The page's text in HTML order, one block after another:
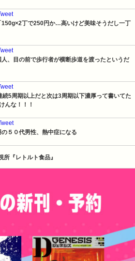
150g×2丁で250円か…高いけど美味そうだし一丁
、目の前で歩行者が横断歩道を渡ったというだ
続5周期以上だと次は3周期以下濃厚って書いてた
んな！！！
の５０代男性、熱中症になる
『レトルト食品』